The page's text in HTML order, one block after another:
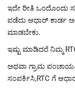
ಇದೇ ರೀತಿ ಒಂದೊಂದು
ಪಡೆದು ಆಧಾರ್ ಕಾರ್ಡ
ಮಾಡಬೇಕು.
ಇಷ್ಟು ಮಾಡಿದರೆ ನಿಮ್ಮ
ಅಥವಾ ಗ್ರಾಮ
ಸಂಪರ್ಕಿಸಿ,RTC ಗೆ